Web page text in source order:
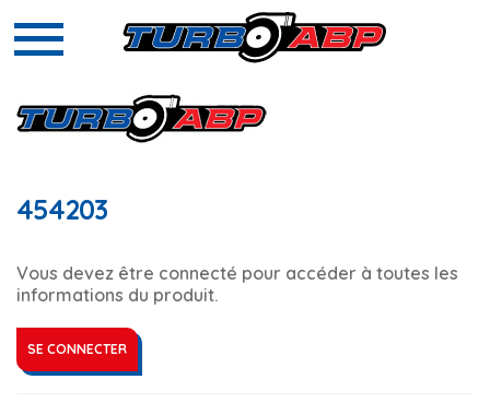
454203
Vous devez être connecté pour accéder à toutes les
informations du produit.
SE CONNECTER